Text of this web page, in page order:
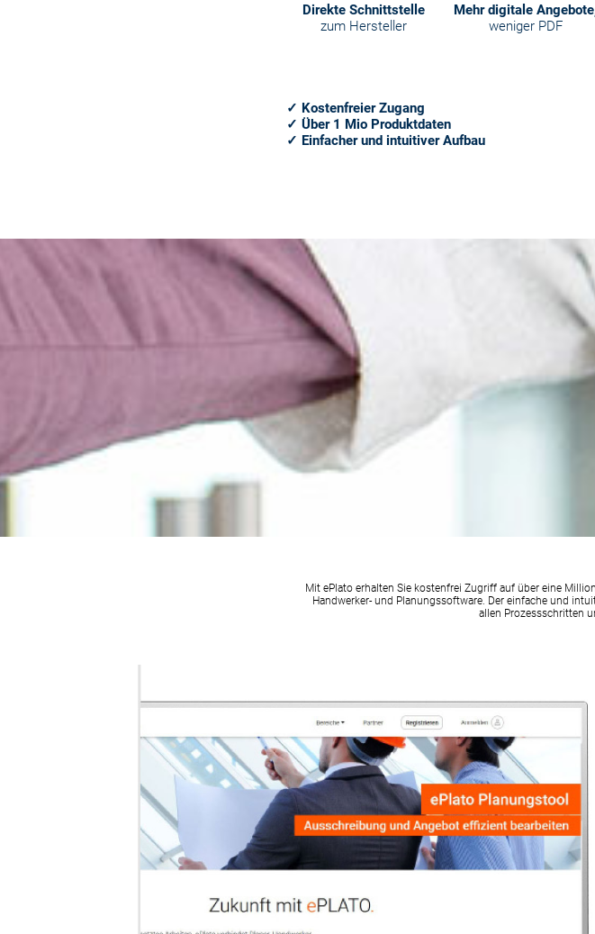
Direkte Schnittstelle
zum Hersteller
Mehr digitale
weniger PDF
✓ Kostenfreier Zugang
✓ Über 1 Mio Produktdaten
✓ Einfacher und intuitiver Aufbau
Mit ePlato erhalten Sie kostenfrei Zugriff auf über eine
Handwerker- und Planungssoftware. Der einfache und
allen Prozessschritten